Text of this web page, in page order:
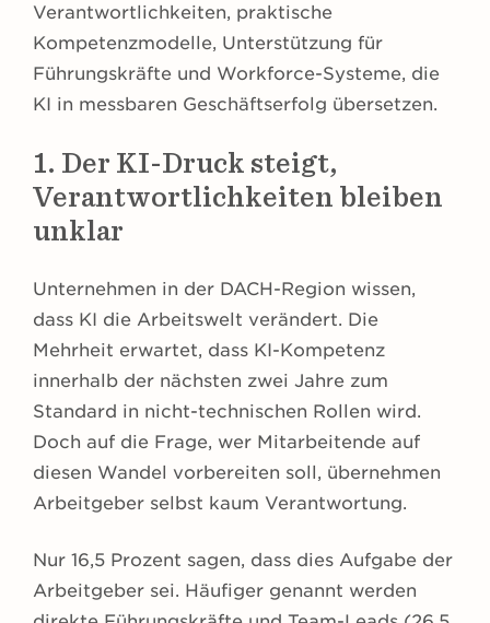
Verantwortlichkeiten, praktische
Kompetenzmodelle, Unterstützung für
Führungskräfte und Workforce-Systeme, die
KI in messbaren Geschäftserfolg übersetzen.
1. Der KI-Druck steigt,
Verantwortlichkeiten bleiben
unklar
Unternehmen in der DACH-Region wissen,
dass KI die Arbeitswelt verändert. Die
Mehrheit erwartet, dass KI-Kompetenz
innerhalb der nächsten zwei Jahre zum
Standard in nicht-technischen Rollen wird.
Doch auf die Frage, wer Mitarbeitende auf
diesen Wandel vorbereiten soll, übernehmen
Arbeitgeber selbst kaum Verantwortung.
Nur 16,5 Prozent sagen, dass dies Aufgabe der
Arbeitgeber sei. Häufiger genannt werden